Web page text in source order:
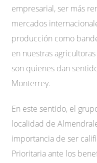
empresarial, ser más
mercados
producción como
en nuestras
son quienes dan
Monterrey.
En este sentido, el
localidad de
importancia de ser
Prioritaria ante los